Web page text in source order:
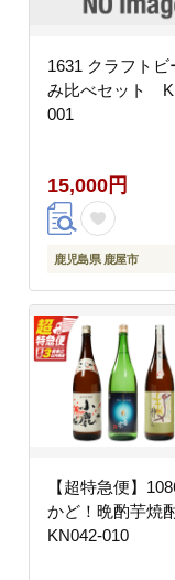
1631 クラフトビ
み比べセット
001
15,000円
鹿児島県 鹿屋市
【超特急便】
かど！晩酌芋焼
KN042-010